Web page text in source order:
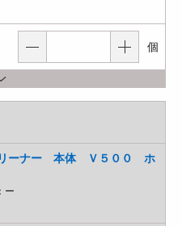
個
リーナー 本体 Ｖ５００ ホ
ー